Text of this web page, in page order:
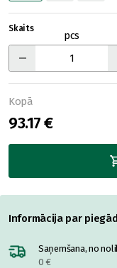
Skaits
pcs
Kopā
93.17 €
Informācija par
Saņemšana, no
0 €